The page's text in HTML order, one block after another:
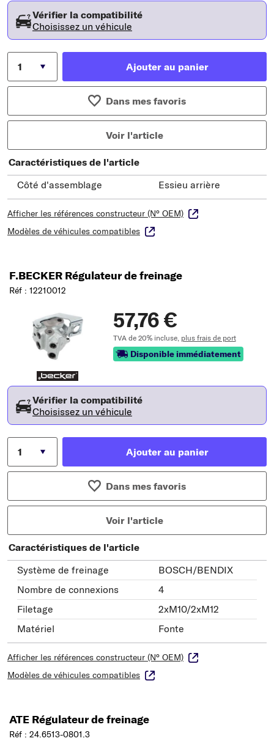
Vérifier la compatibilité
Choisissez un véhicule
Ajouter au panier
Dans mes favoris
Voir l'article
Caractéristiques de l'article
Côté d'assemblage
Essieu arrière
Afficher les références constructeur (N° OEM)
Modèles de véhicules compatibles
F.BECKER Régulateur de freinage
Réf : 12210012
57,76 €
TVA de 20% incluse, plus frais de port
Disponible immédiatement
Vérifier la compatibilité
Choisissez un véhicule
Ajouter au panier
Dans mes favoris
Voir l'article
Caractéristiques de l'article
Système de freinage
BOSCH/BENDIX
Nombre de connexions
4
Filetage
2xM10/2xM12
Matériel
Fonte
Afficher les références constructeur (N° OEM)
Modèles de véhicules compatibles
ATE Régulateur de freinage
Réf : 24.6513-0801.3